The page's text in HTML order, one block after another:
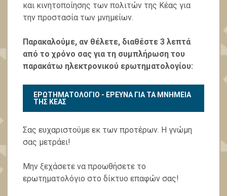
και κινητοποίησης των πολιτών της Κέας για
την προστασία των μνημείων.
Παρακαλούμε, αν θέλετε, διαθέστε 3 λεπτά
από το χρόνο σας για τη συμπλήρωση του
παρακάτω ηλεκτρονικού ερωτηματολογίου:
ΕΡΩΤΗΜΑΤΟΛΟΓΙΟ - ΕΡΕΥΝΑ ΓΙΑ ΤΑ ΜΝΗΜΕΙΑ
ΤΗΣ ΚΕΑΣ
Σας ευχαριστούμε εκ των προτέρων. Η γνώμη
σας μετράει!
Μην ξεχάσετε να προωθήσετε το
ερωτηματολόγιο στο δίκτυο επαφών σας!